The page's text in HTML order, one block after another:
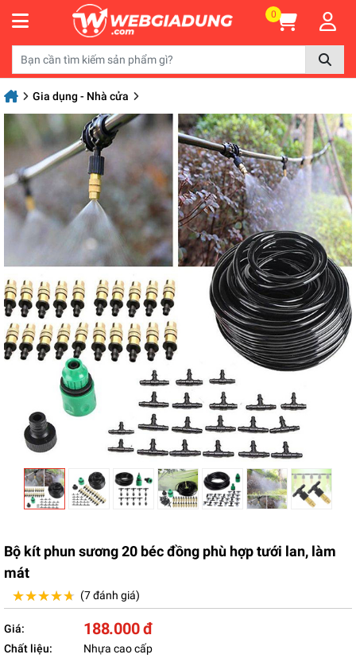
0
Gia dụng - Nhà cửa
Bộ kít phun sương 20 béc đồng phù hợp tưới lan, làm
mát
★★★★★
★★★★★ (7 đánh giá)
Giá: 188.000 đ
Chất liệu:
Nhựa cao cấp